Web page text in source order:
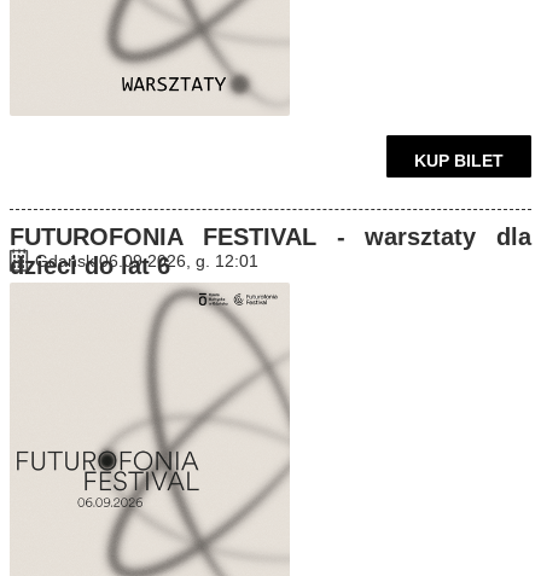
KUP BILET
FUTUROFONIA FESTIVAL - warsztaty dla
dzieci do lat 6
Gdańsk 06.09.2026, g. 12:01